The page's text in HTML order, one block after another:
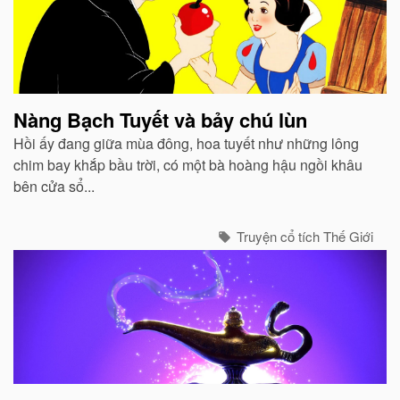
Nàng Bạch Tuyết và bảy chú lùn
Hồi ấy đang giữa mùa đông, hoa tuyết như những lông
chim bay khắp bầu trời, có một bà hoàng hậu ngồi khâu
bên cửa sổ...
Truyện cổ tích Thế Giới